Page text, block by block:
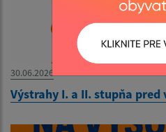
30.06.2026
Výstrahy I. a II. stupňa